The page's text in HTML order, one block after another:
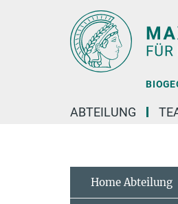
ABTEILUNG
Home Abteilung